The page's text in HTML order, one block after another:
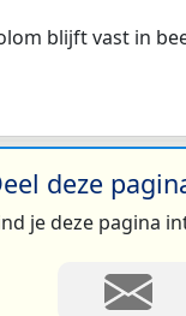
blijft vast in
deze
je deze pagina